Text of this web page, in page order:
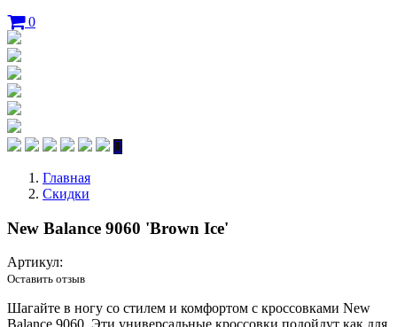
0
Главная
Скидки
New Balance 9060 'Brown Ice'
Артикул:
Оставить отзыв
Шагайте в ногу со стилем и комфортом с кроссовками New